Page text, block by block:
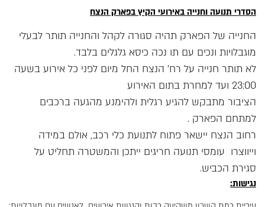
הסדרי תנועה וחנייה באירועי הקיץ בפארק הנצח
החנייה של הפארק תהיה סגורה לקהל והחנייה תותר לבעלי
מוגבלויות ונכים עם תו נכה כיסא גלגלים בלבד.
לא תותר חנייה על רח' הנצח החל מיום לפני כל אירוע בשעה
23:00 ועד למחרת בתום האירוע
הציבור מתבקש להגיע רגלית ולהימנע מהגעה ברכבים
למתחם הפארק .
רחוב הנצח יישאר פתוח לתנועת כלי רכב, אולם במידה
וייווצרו עומסי תנועה חריגים ייתכן והמשטרה תחליט על
סגירת הכביש.
נגישות: